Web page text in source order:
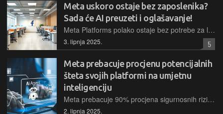
Meta uskoro ostaje bez zaposlenika?
Sada će AI preuzeti i oglašavanje!
Meta Platforms polako ostaje bez potrebe za ljudskim radnicima. Prepustila je kontrolu sadržaja algoritmima, a upravljanje platformom AI, sada najavljuje i potpunu automatizaciju oglašavanja. Do 2026. godine AI će samostalno kreirati oglase - od slike do teksta, bez ikakve ljudske intervencije
3. lipnja 2025. 5
Meta prebacuje procjenu potencijalnih
šteta svojih platformi na umjetnu
inteligenciju
Meta prebacuje 90% procjena sigurnosnih rizika na AI, zamjenjujući ljudski nadzor. Stručnjaci upozoravaju da AI ima probleme s prepoznavanjem složenijih prijetnji. Može li se vjerovati Metinim platformama kada AI preuzima kontrolu?
2. lipnja 2025.